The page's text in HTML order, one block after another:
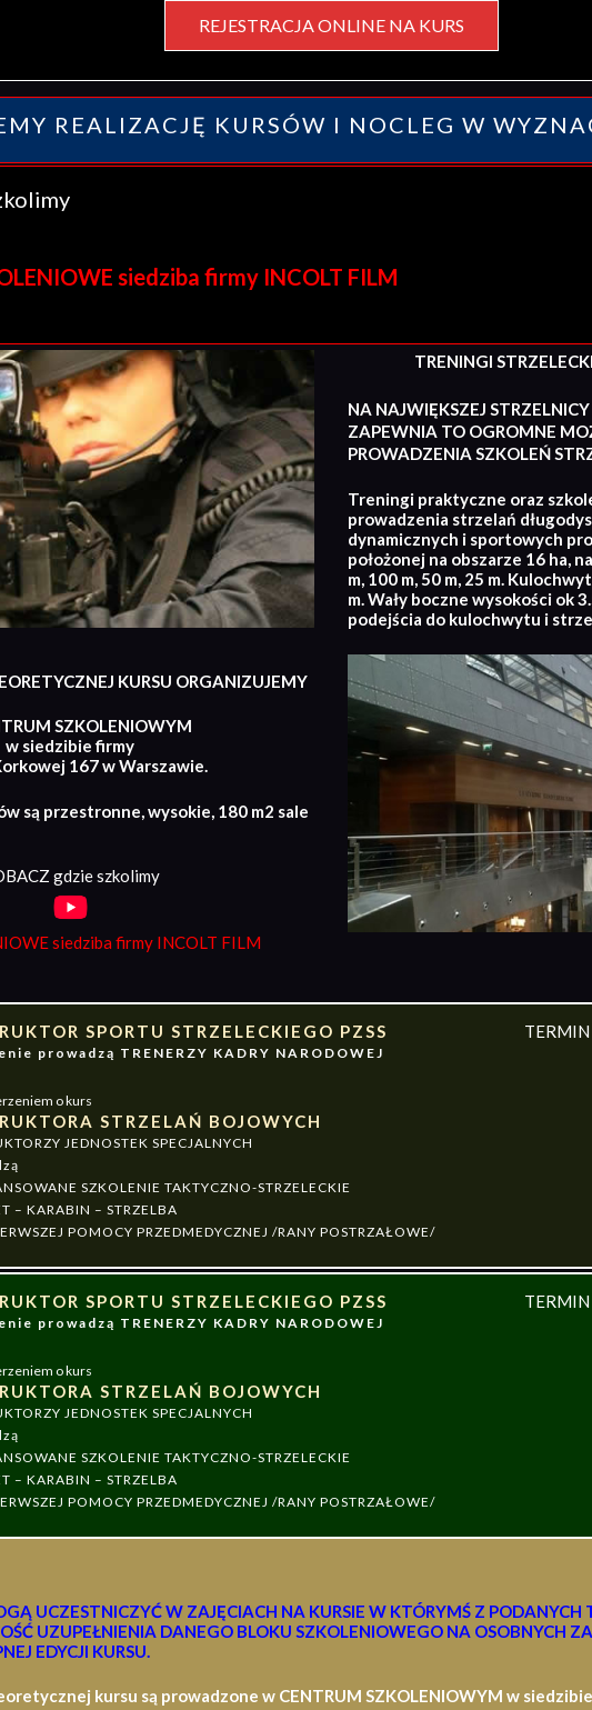
REJESTRACJA ONLINE NA KURS
REALIZACJĘ KURSÓW I NOCLEG W
siedziba firmy INCOLT FILM
TRENINGI STRZELECKIE
NA NAJWIĘKSZEJ
ZAPEWNIA TO OGROMNE
PROWADZENIA SZKOLEŃ
Treningi praktyczne oraz
prowadzenia strzelań
dynamicznych i sportowych
położonej na obszarze 16 ha,
m, 100 m, 50 m, 25 m.
m. Wały boczne wysokości ok
podejścia do kulochwytu i
KURSU ORGANIZUJEMY
SZKOLENIOWYM
w siedzibie firmy
167 w Warszawie.
są przestronne, wysokie, 180 m2 sale
gdzie szkolimy
siedziba firmy INCOLT FILM
SPORTU STRZELECKIEGO PZSS
prowadzą TRENERZY KADRY NARODOWEJ
o kurs
STRZELAŃ BOJOWYCH
JEDNOSTEK SPECJALNYCH
SZKOLENIE TAKTYCZNO-STRZELECKIE
– KARABIN – STRZELBA
POMOCY PRZEDMEDYCZNEJ /RANY POSTRZAŁOWE/
TERMIN
SPORTU STRZELECKIEGO PZSS
prowadzą TRENERZY KADRY NARODOWEJ
o kurs
STRZELAŃ BOJOWYCH
JEDNOSTEK SPECJALNYCH
SZKOLENIE TAKTYCZNO-STRZELECKIE
– KARABIN – STRZELBA
POMOCY PRZEDMEDYCZNEJ /RANY POSTRZAŁOWE/
TERMIN
UCZESTNICZYĆ W ZAJĘCIACH NA KURSIE W KTÓRYMŚ Z PODANYCH
UZUPEŁNIENIA DANEGO BLOKU SZKOLENIOWEGO NA OSOBNYCH
EDYCJI KURSU.
kursu są prowadzone w CENTRUM SZKOLENIOWYM w